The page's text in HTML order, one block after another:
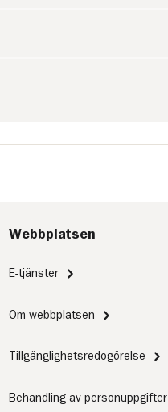
Webbplatsen
E-tjänster
Om webbplatsen
Tillgänglighetsredogörelse
Behandling av personuppgifter